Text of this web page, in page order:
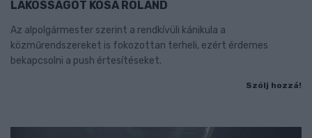
LAKOSSÁGOT KÓSA ROLAND
Az alpolgármester szerint a rendkívüli kánikula a
közműrendszereket is fokozottan terheli, ezért érdemes
bekapcsolni a push értesítéseket.
Szólj hozzá!